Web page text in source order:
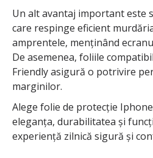
Un alt avantaj important este
care respinge eficient
amprentele, menținând
De asemenea, foliile
Friendly asigură o potrivire
marginilor.
Alege folie de protecție
eleganța, durabilitatea și
experiență zilnică sigură și